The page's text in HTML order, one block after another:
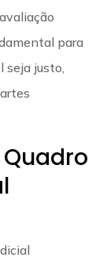
para
seja justo,